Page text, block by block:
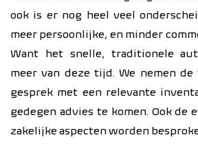
ook is er nog heel veel
meer persoonlijke, en minder
Want het snelle, traditionele
meer van deze tijd. We nemen
gesprek met een relevante
gedegen advies te komen. Ook de
zakelijke aspecten worden